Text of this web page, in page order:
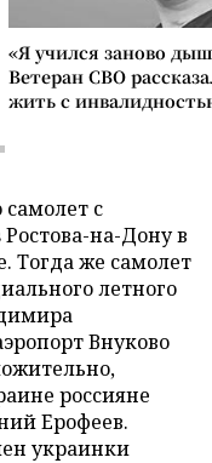
«Я учился заново
Ветеран СВО
жить с
с
Ростова-на-Дону в
Тогда же самолет
летного
Внуково
россияне
Ерофеев.
украинки